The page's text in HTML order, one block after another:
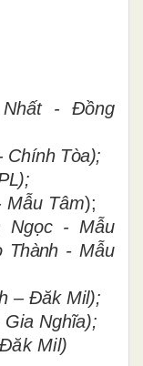
- Đồng
Chính Tòa);
Mẫu Tâm);
Ngọc - Mẫu
Thành - Mẫu
– Đăk Mil);
Nghĩa);
Mil)